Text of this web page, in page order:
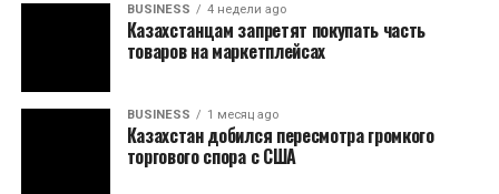
BUSINESS 4 недели ago
Казахстанцам запретят покупать часть
товаров на маркетплейсах
BUSINESS 1 месяц ago
Казахстан добился пересмотра громкого
торгового спора с США